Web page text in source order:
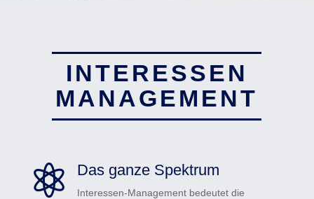
INTERESSEN
MANAGEMENT
 Das ganze Spektrum
Interessen-Management bedeutet die